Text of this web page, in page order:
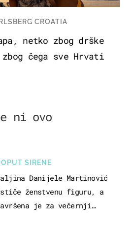
CROATIA
netko zbog drške
čega sve Hrvati
ni ovo
SIRENE
Danijele Martinović
ženstvenu figuru, a
je za večernji